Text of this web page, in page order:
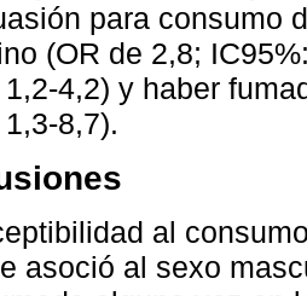
para consumo
(OR de 2,8;
1,2-4,2) y haber
8,7).
al
asoció al sexo